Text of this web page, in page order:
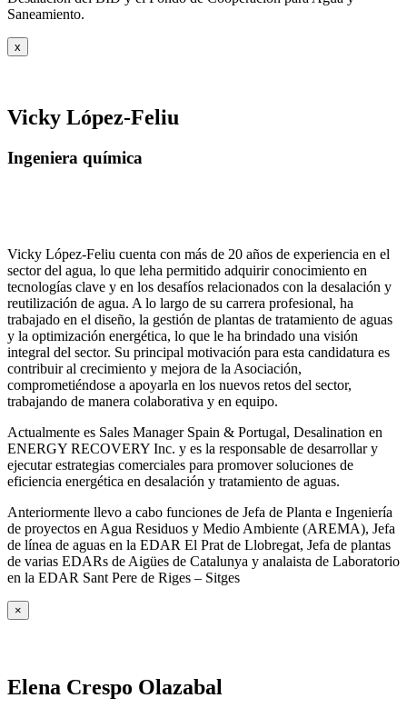
Saneamiento.
x
Vicky López-Feliu
Ingeniera química
Vicky López-Feliu cuenta con más de 20 años de experiencia en el
sector del agua, lo que leha permitido adquirir conocimiento en
tecnologías clave y en los desafíos relacionados con la desalación y
reutilización de agua. A lo largo de su carrera profesional, ha
trabajado en el diseño, la gestión de plantas de tratamiento de aguas
y la optimización energética, lo que le ha brindado una visión
integral del sector. Su principal motivación para esta candidatura es
contribuir al crecimiento y mejora de la Asociación,
comprometiéndose a apoyarla en los nuevos retos del sector,
trabajando de manera colaborativa y en equipo.
Actualmente es Sales Manager Spain & Portugal, Desalination en
ENERGY RECOVERY Inc. y es la responsable de desarrollar y
ejecutar estrategias comerciales para promover soluciones de
eficiencia energética en desalación y tratamiento de aguas.
Anteriormente llevo a cabo funciones de Jefa de Planta e Ingeniería
de proyectos en Agua Residuos y Medio Ambiente (AREMA), Jefa
de línea de aguas en la EDAR El Prat de Llobregat, Jefa de plantas
de varias EDARs de Aigües de Catalunya y analaista de Laboratorio
en la EDAR Sant Pere de Riges – Sitges
×
Elena Crespo Olazabal